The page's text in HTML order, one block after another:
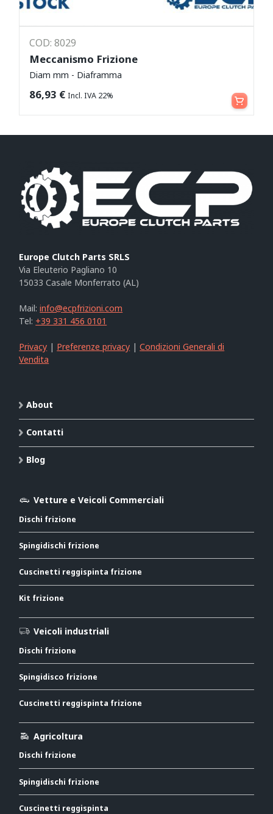
COD: 8029
Meccanismo Frizione
Diam mm - Diaframma
86,93 € Incl. IVA 22% Leggi tutto
Europe Clutch Parts SRLS
Via Eleuterio Pagliano 10
15033 Casale Monferrato (AL)
Mail:info@ecpfrizioni.com
Tel: +39 331 456 0101
Privacy | Preferenze privacy |Condizioni Generali di
Vendita
About
Contatti
Blog
Vetture e Veicoli Commerciali
Dischi frizione
Spingidischi frizione
Cuscinetti reggispinta frizione
Kit frizione
Veicoli industriali
Dischi frizione
Spingidisco frizione
Cuscinetti reggispinta frizione
Agricoltura
Dischi frizione
Spingidischi frizione
Cuscinetti reggispinta